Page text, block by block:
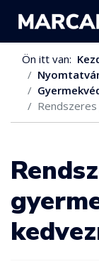
Ön itt van: